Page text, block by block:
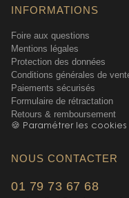
propre voyage. Si le
les champs de
curseur gourmand,
l'exotisme spirituel.
immédiatement
en fait sa force. On
floral fruité — on entre
créent une tension
INFORMATIONS
Foire aux questions
Mentions légales
Protection des données
Conditions générales de
Paiements sécurisés
Formulaire de rétractation
Retours & remboursement
🍪 Paramétrer les cookies
NOUS CONTACTER
01 79 73 67 68